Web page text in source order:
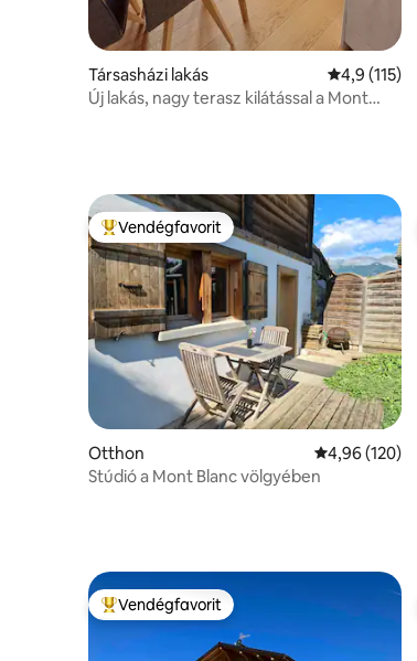
Társasházi lakás Átlagos
4,9 (115)
Új lakás, nagy terasz kilátással a Mont
Kiemelt vendégfavorit
Vendégfavorit
Otthon Átlagos
4,96 (120)
Stúdió a Mont Blanc völgyében
Kiemelt vendégfavorit
Vendégfavorit